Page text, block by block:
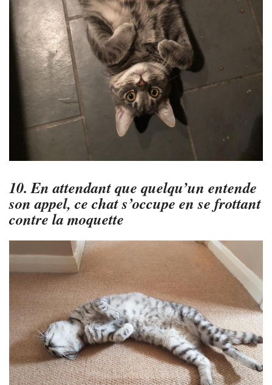
10. En attendant que quelqu’un entende
son appel, ce chat s’occupe en se frottant
contre la moquette